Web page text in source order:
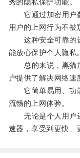
秀的隐私保护功能。
它通过加密用户数
用户的上网行为不被
这种安全可靠的设
能放心保护个人隐私。
总的来说，黑猫加
户提供了解决网络速
它简单易用、功能
流畅的上网体验。
无论是个人用户还
速器，享受到更快、